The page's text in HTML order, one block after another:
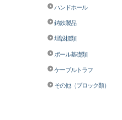
ハンドホール
鋳鉄製品
埋設標類
ポール基礎類
ケーブルトラフ
その他（ブロック類）